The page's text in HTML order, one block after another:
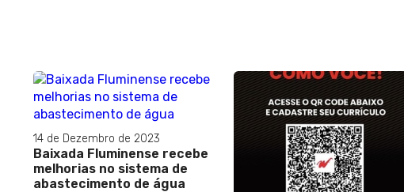
14 de Dezembro de 2023
Baixada Fluminense recebe
melhorias no sistema de
abastecimento de água